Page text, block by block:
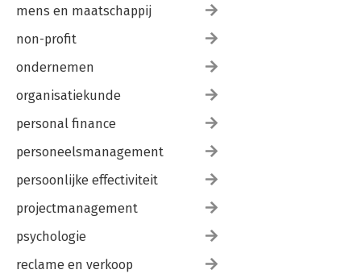
mens en maatschappij
non-profit
ondernemen
organisatiekunde
personal finance
personeelsmanagement
persoonlijke effectiviteit
projectmanagement
psychologie
reclame en verkoop